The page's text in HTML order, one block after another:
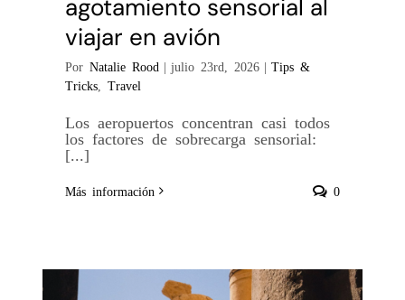
agotamiento sensorial al
viajar en avión
Por Natalie Rood | julio 23rd, 2026 | Tips &
Tricks, Travel
Los aeropuertos concentran casi todos
los factores de sobrecarga sensorial:
[...]
Más información 0